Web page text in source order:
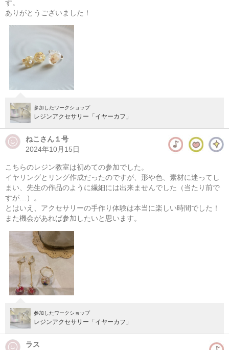
「米袋トートバッグワークショップ」〜クリスマス手のひ
らブーケ付〜
次の開催をお楽しみに！
す。
ありがとうございました！
参加したワークショップ
レジンアクセサリー「イヤーカフ」
ねこさん１号
2024年10月15日
こちらのレジン教室は初めての参加でした。
イヤリングとリング作成だったのですが、形や色、素材に迷ってし
まい、先生の作品のように繊細には出来ませんでした（当たり前で
すが…）。
とはいえ、アクセサリーの手作り体験は本当に楽しい時間でした！
また機会があれば参加したいと思います。
参加したワークショップ
レジンアクセサリー「イヤーカフ」
ラス